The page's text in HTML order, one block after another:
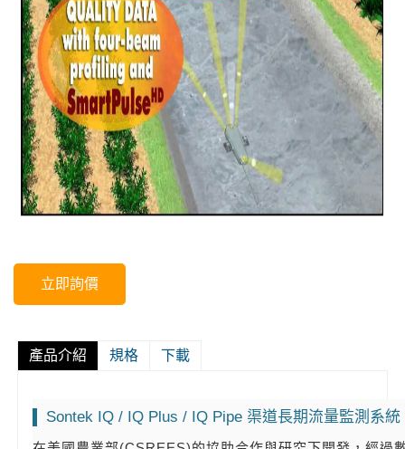
立即詢價
產品介紹 規格 下載
Sontek IQ / IQ Plus / IQ Pipe 渠道長期流量監測系統